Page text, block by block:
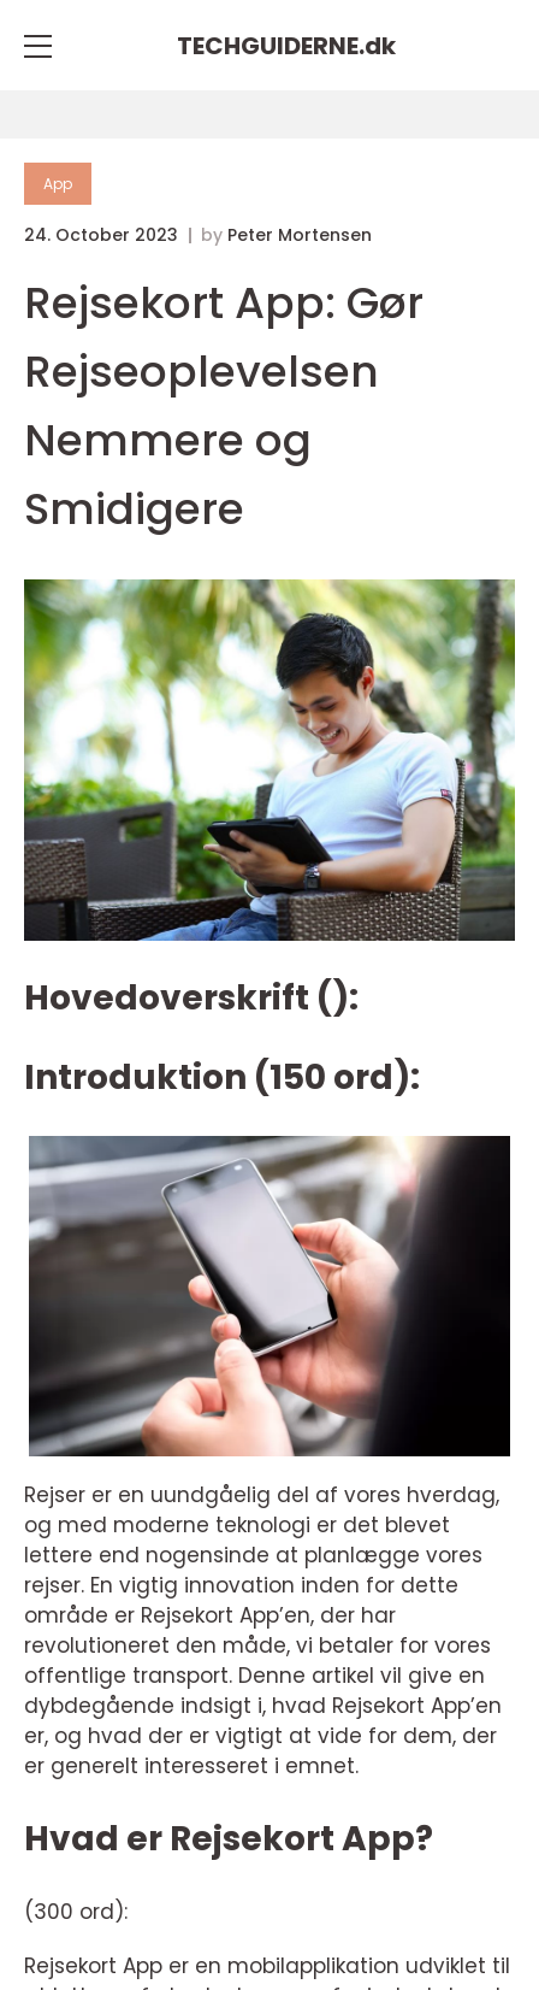
TECHGUIDERNE.dk
App
24. October 2023 by Peter Mortensen
Rejsekort App: Gør
Rejseoplevelsen
Nemmere og
Smidigere
Hovedoverskrift ():
Introduktion (150 ord):
Rejser er en uundgåelig del af vores hverdag,
og med moderne teknologi er det blevet
lettere end nogensinde at planlægge vores
rejser. En vigtig innovation inden for dette
område er Rejsekort App’en, der har
revolutioneret den måde, vi betaler for vores
offentlige transport. Denne artikel vil give en
dybdegående indsigt i, hvad Rejsekort App’en
er, og hvad der er vigtigt at vide for dem, der
er generelt interesseret i emnet.
Hvad er Rejsekort App?
(300 ord):
Rejsekort App er en mobilapplikation udviklet til